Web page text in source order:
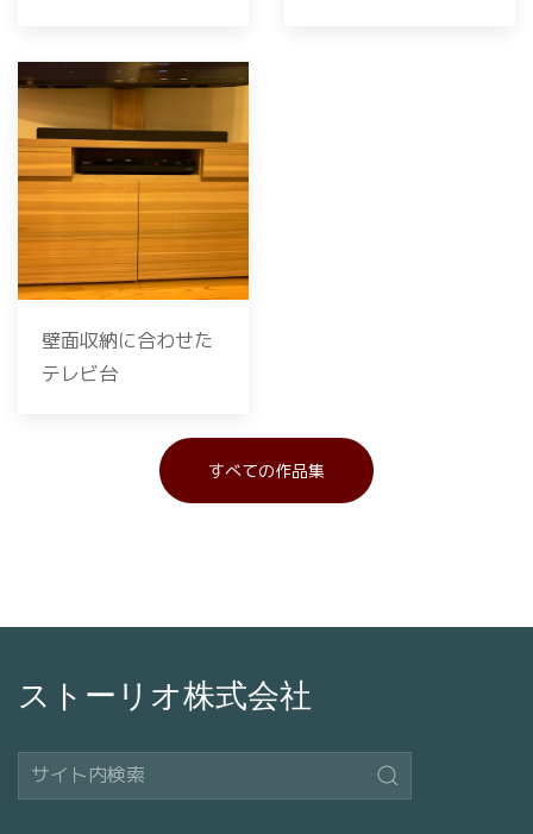
壁面収納に合わせた
テレビ台
すべての作品集
ストーリオ株式会社